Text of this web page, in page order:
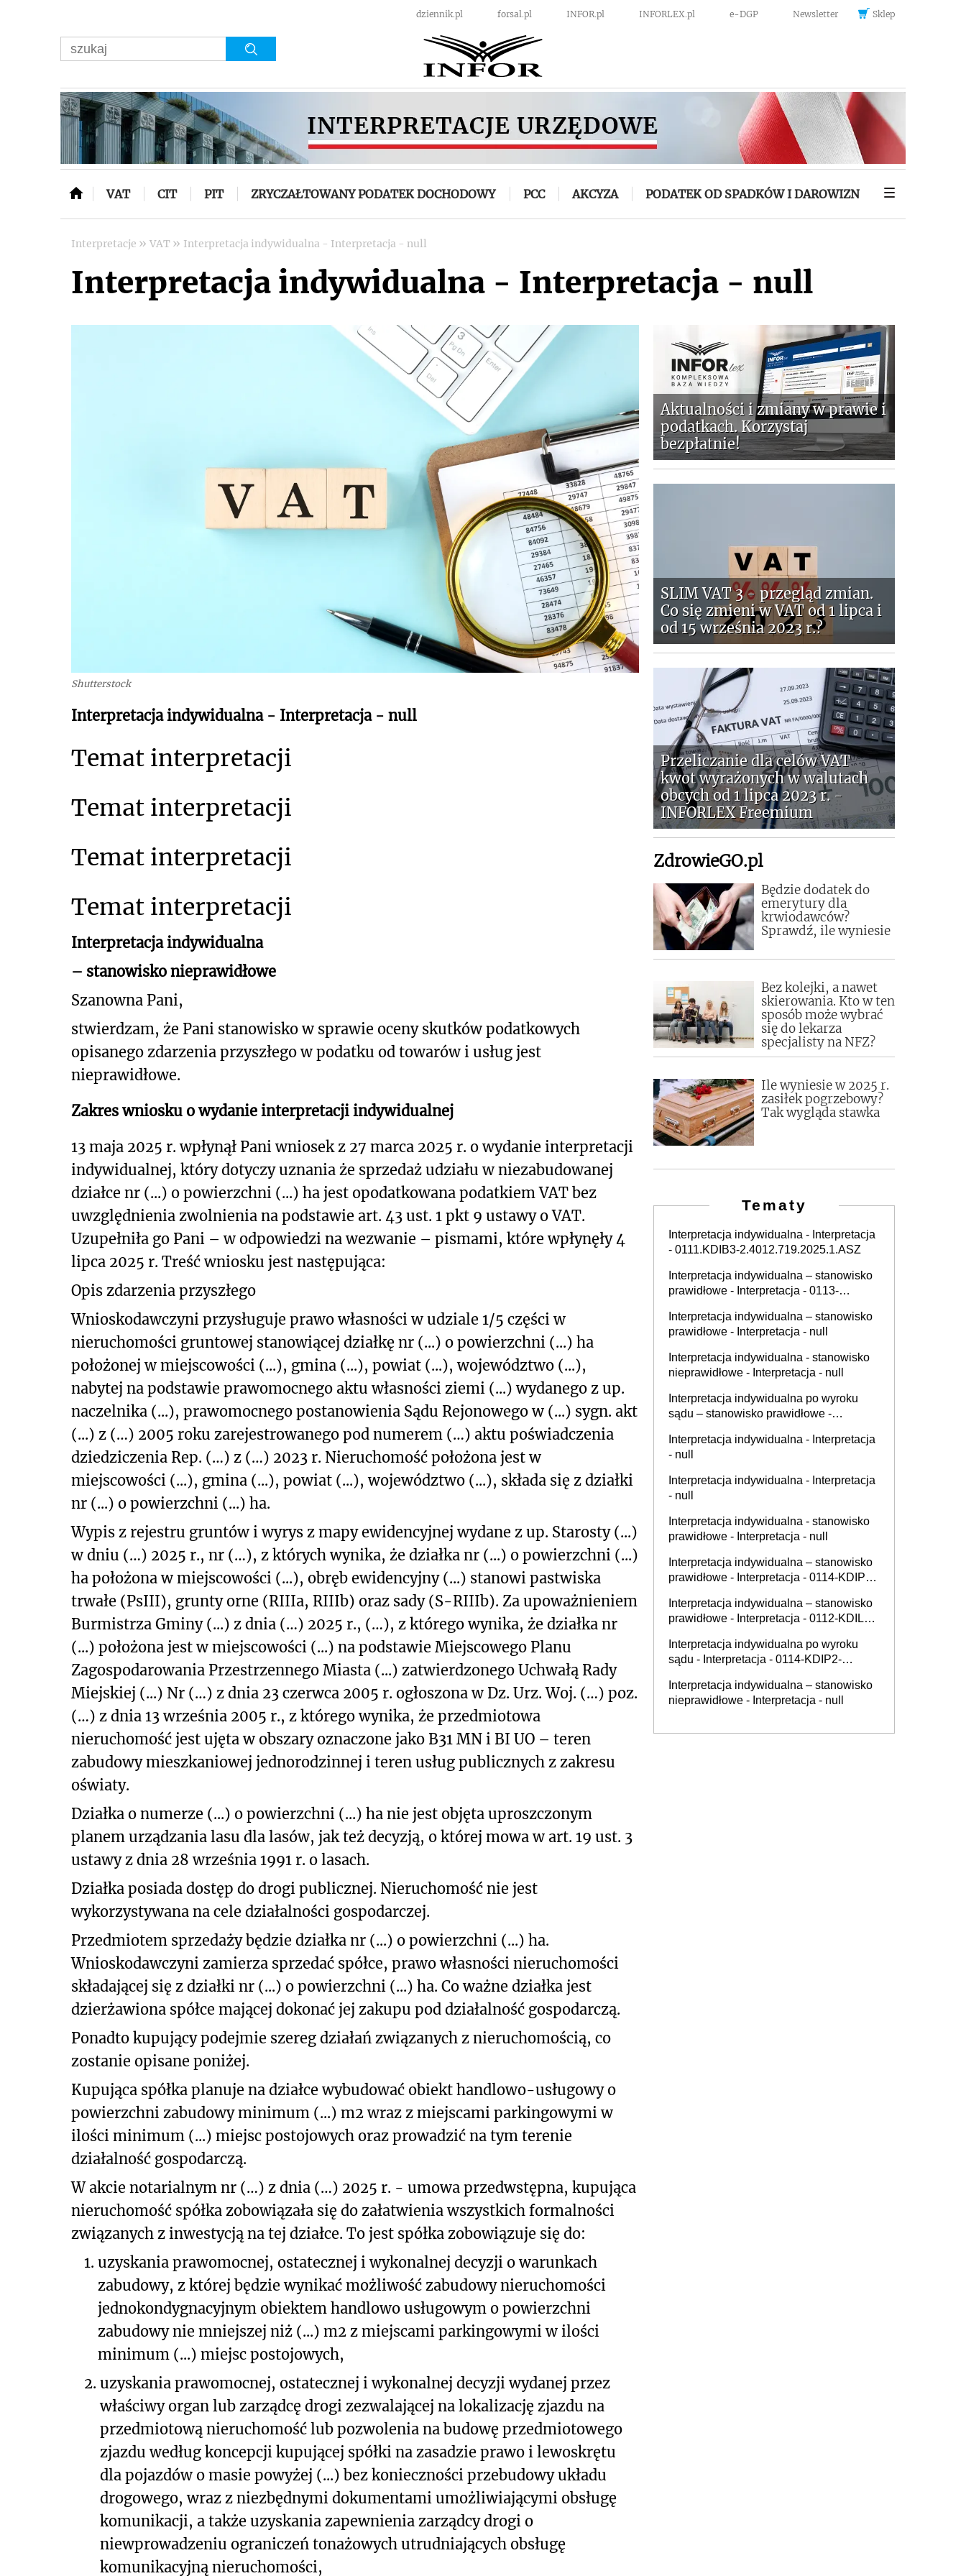
dziennik.pl forsal.pl INFOR.pl INFORLEX.pl e-DGP Newsletter Sklep
VAT CIT PIT ZRYCZAŁTOWANY PODATEK DOCHODOWY PCC AKCYZA PODATEK OD SPADKÓW I DAROWIZN
Interpretacje » VAT » Interpretacja indywidualna - Interpretacja - null
Interpretacja indywidualna - Interpretacja - null
Shutterstock
Interpretacja indywidualna - Interpretacja - null
Temat interpretacji
Temat interpretacji
Temat interpretacji
Temat interpretacji
Interpretacja indywidualna
– stanowisko nieprawidłowe
Szanowna Pani,
stwierdzam, że Pani stanowisko w sprawie oceny skutków podatkowych
opisanego zdarzenia przyszłego w podatku od towarów i usług jest
nieprawidłowe.
Zakres wniosku o wydanie interpretacji indywidualnej
13 maja 2025 r. wpłynął Pani wniosek z 27 marca 2025 r. o wydanie interpretacji
indywidualnej, który dotyczy uznania że sprzedaż udziału w niezabudowanej
działce nr (...) o powierzchni (...) ha jest opodatkowana podatkiem VAT bez
uwzględnienia zwolnienia na podstawie art. 43 ust. 1 pkt 9 ustawy o VAT.
Uzupełniła go Pani – w odpowiedzi na wezwanie – pismami, które wpłynęły 4
lipca 2025 r. Treść wniosku jest następująca:
Opis zdarzenia przyszłego
Wnioskodawczyni przysługuje prawo własności w udziale 1/5 części w
nieruchomości gruntowej stanowiącej działkę nr (...) o powierzchni (...) ha
położonej w miejscowości (...), gmina (...), powiat (...), województwo (...),
nabytej na podstawie prawomocnego aktu własności ziemi (...) wydanego z up.
naczelnika (...), prawomocnego postanowienia Sądu Rejonowego w (...) sygn. akt
(...) z (…) 2005 roku zarejestrowanego pod numerem (…) aktu poświadczenia
dziedziczenia Rep. (…) z (…) 2023 r. Nieruchomość położona jest w
miejscowości (...), gmina (...), powiat (...), województwo (...), składa się z działki
nr (...) o powierzchni (...) ha.
Wypis z rejestru gruntów i wyrys z mapy ewidencyjnej wydane z up. Starosty (...)
w dniu (…) 2025 r., nr (…), z których wynika, że działka nr (...) o powierzchni (...)
ha położona w miejscowości (...), obręb ewidencyjny (...) stanowi pastwiska
trwałe (PsIII), grunty orne (RIIIa, RIIIb) oraz sady (S-RIIIb). Za upoważnieniem
Burmistrza Gminy (...) z dnia (…) 2025 r., (…), z którego wynika, że działka nr
(...) położona jest w miejscowości (...) na podstawie Miejscowego Planu
Zagospodarowania Przestrzennego Miasta (...) zatwierdzonego Uchwałą Rady
Miejskiej (...) Nr (…) z dnia 23 czerwca 2005 r. ogłoszona w Dz. Urz. Woj. (…) poz.
(…) z dnia 13 września 2005 r., z którego wynika, że przedmiotowa
nieruchomość jest ujęta w obszary oznaczone jako B31 MN i BI UO – teren
zabudowy mieszkaniowej jednorodzinnej i teren usług publicznych z zakresu
oświaty.
Działka o numerze (...) o powierzchni (...) ha nie jest objęta uproszczonym
planem urządzania lasu dla lasów, jak też decyzją, o której mowa w art. 19 ust. 3
ustawy z dnia 28 września 1991 r. o lasach.
Działka posiada dostęp do drogi publicznej. Nieruchomość nie jest
wykorzystywana na cele działalności gospodarczej.
Przedmiotem sprzedaży będzie działka nr (...) o powierzchni (...) ha.
Wnioskodawczyni zamierza sprzedać spółce, prawo własności nieruchomości
składającej się z działki nr (...) o powierzchni (...) ha. Co ważne działka jest
dzierżawiona spółce mającej dokonać jej zakupu pod działalność gospodarczą.
Ponadto kupujący podejmie szereg działań związanych z nieruchomością, co
zostanie opisane poniżej.
Kupująca spółka planuje na działce wybudować obiekt handlowo-usługowy o
powierzchni zabudowy minimum (...) m2wraz z miejscami parkingowymi w
ilości minimum (...) miejsc postojowych oraz prowadzić na tym terenie
działalność gospodarczą.
W akcie notarialnym nr (…) z dnia (…) 2025 r. - umowa przedwstępna, kupująca
nieruchomość spółka zobowiązała się do załatwienia wszystkich formalności
związanych z inwestycją na tej działce. To jest spółka zobowiązuje się do:
1. uzyskania prawomocnej, ostatecznej i wykonalnej decyzji o warunkach
zabudowy, z której będzie wynikać możliwość zabudowy nieruchomości
jednokondygnacyjnym obiektem handlowo usługowym o powierzchni
zabudowy nie mniejszej niż (...) m2 z miejscami parkingowymi w ilości
minimum (...) miejsc postojowych,
2. uzyskania prawomocnej, ostatecznej i wykonalnej decyzji wydanej przez
właściwy organ lub zarządcę drogi zezwalającej na lokalizację zjazdu na
przedmiotową nieruchomość lub pozwolenia na budowę przedmiotowego
zjazdu według koncepcji kupującej spółki na zasadzie prawo i lewoskrętu
dla pojazdów o masie powyżej (...) bez konieczności przebudowy układu
drogowego, wraz z niezbędnymi dokumentami umożliwiającymi obsługę
komunikacji, a także uzyskania zapewnienia zarządcy drogi o
niewprowadzeniu ograniczeń tonażowych utrudniających obsługę
komunikacyjną nieruchomości,
Aktualności i zmiany w prawie i
podatkach. Korzystaj
bezpłatnie!
SLIM VAT 3 - przegląd zmian.
Co się zmieni w VAT od 1 lipca i
od 15 września 2023 r.?
Przeliczanie dla celów VAT
kwot wyrażonych w walutach
obcych od 1 lipca 2023 r. -
INFORLEX Freemium
ZdrowieGO.pl
Będzie dodatek do
emerytury dla
krwiodawców?
Sprawdź, ile wyniesie
Bez kolejki, a nawet
skierowania. Kto w ten
sposób może wybrać
się do lekarza
specjalisty na NFZ?
Ile wyniesie w 2025 r.
zasiłek pogrzebowy?
Tak wygląda stawka
Tematy
Interpretacja indywidualna - Interpretacja
- 0111.KDIB3-2.4012.719.2025.1.ASZ
Interpretacja indywidualna – stanowisko
prawidłowe - Interpretacja - 0113-
Interpretacja indywidualna – stanowisko
prawidłowe - Interpretacja - null
Interpretacja indywidualna - stanowisko
nieprawidłowe - Interpretacja - null
Interpretacja indywidualna po wyroku
sądu – stanowisko prawidłowe -
Interpretacja indywidualna - Interpretacja
- null
Interpretacja indywidualna - Interpretacja
- null
Interpretacja indywidualna - stanowisko
prawidłowe - Interpretacja - null
Interpretacja indywidualna – stanowisko
prawidłowe - Interpretacja - 0114-KDIP4-
Interpretacja indywidualna – stanowisko
prawidłowe - Interpretacja - 0112-KDIL2-
Interpretacja indywidualna po wyroku
sądu - Interpretacja - 0114-KDIP2-
Interpretacja indywidualna – stanowisko
nieprawidłowe - Interpretacja - null